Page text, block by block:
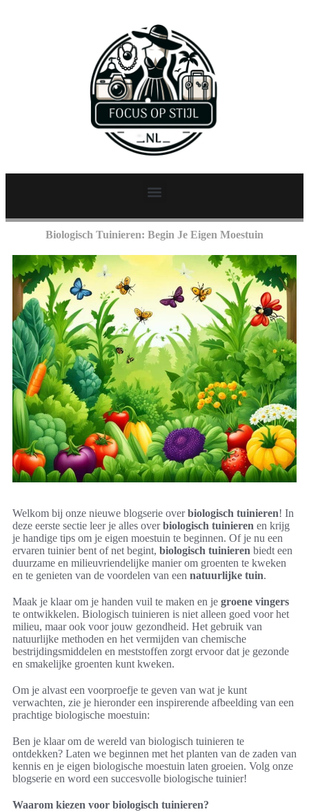
Biologisch Tuinieren: Begin Je Eigen Moestuin
Welkom bij onze nieuwe blogserie overbiologisch tuinieren! In
deze eerste sectie leer je alles overbiologisch tuinieren en krijg
je handige tips om je eigen moestuin te beginnen. Of je nu een
ervaren tuinier bent of net begint, biologisch tuinieren biedt een
duurzame en milieuvriendelijke manier om groenten te kweken
en te genieten van de voordelen van een natuurlijke tuin.
Maak je klaar om je handen vuil te maken en je groene vingers
te ontwikkelen. Biologisch tuinieren is niet alleen goed voor het
milieu, maar ook voor jouw gezondheid. Het gebruik van
natuurlijke methoden en het vermijden van chemische
bestrijdingsmiddelen en meststoffen zorgt ervoor dat je gezonde
en smakelijke groenten kunt kweken.
Om je alvast een voorproefje te geven van wat je kunt
verwachten, zie je hieronder een inspirerende afbeelding van een
prachtige biologische moestuin:
Ben je klaar om de wereld van biologisch tuinieren te
ontdekken? Laten we beginnen met het planten van de zaden van
kennis en je eigen biologische moestuin laten groeien. Volg onze
blogserie en word een succesvolle biologische tuinier!
Waarom kiezen voor biologisch tuinieren?